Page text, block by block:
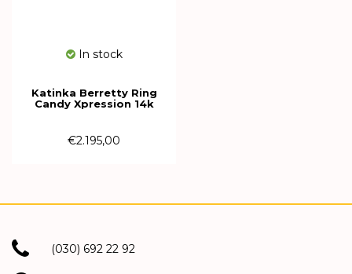
In stock
Katinka Berretty Ring
Candy Xpression 14k
€2.195,00
(030) 692 22 92